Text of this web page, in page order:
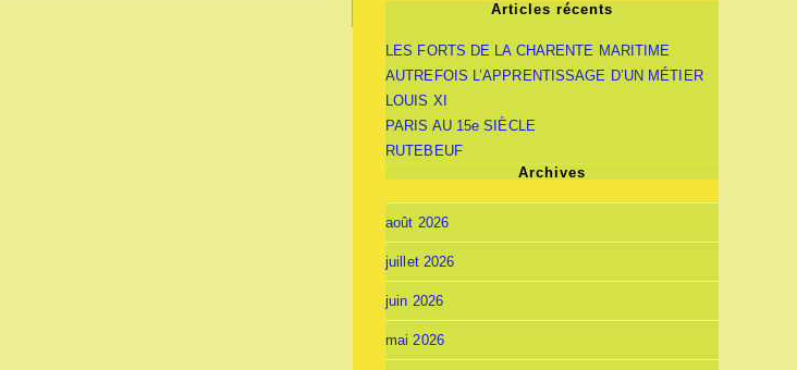
Articles récents
LES FORTS DE LA CHARENTE MARITIME
AUTREFOIS L’APPRENTISSAGE D’UN MÉTIER
LOUIS XI
PARIS AU 15e SIÈCLE
RUTEBEUF
Archives
août 2026
juillet 2026
juin 2026
mai 2026